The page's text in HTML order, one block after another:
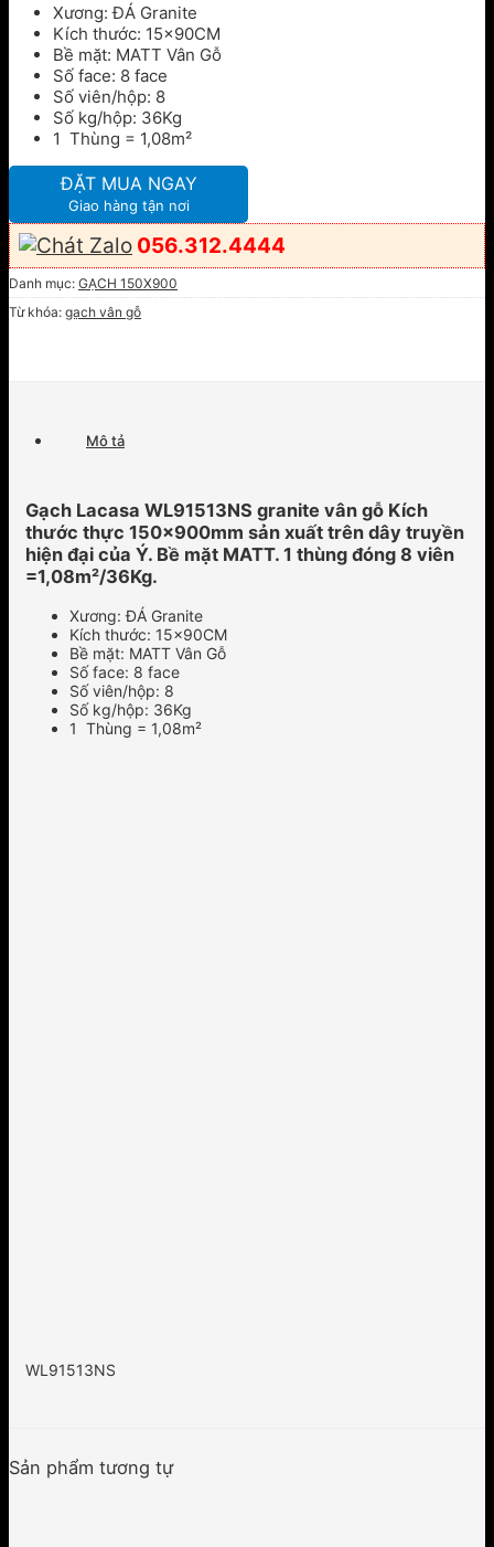
Xương: ĐÁ Granite
Kích thước: 15x90CM
Bề mặt: MATT Vân Gỗ
Số face: 8 face
Số viên/hộp: 8
Số kg/hộp: 36Kg
1 Thùng = 1,08m²
ĐẶT MUA NGAY
Giao hàng tận nơi
056.312.4444
Danh mục: GẠCH 150X900
Từ khóa: gạch vân gỗ
Mô tả
Gạch Lacasa WL91513NS granite vân gỗ Kích
thước thực 150x900mm sản xuất trên dây truyền
hiện đại của Ý. Bề mặt MATT. 1 thùng đóng 8 viên
=1,08m²/36Kg.
Xương: ĐÁ Granite
Kích thước: 15x90CM
Bề mặt: MATT Vân Gỗ
Số face: 8 face
Số viên/hộp: 8
Số kg/hộp: 36Kg
1 Thùng = 1,08m²
WL91513NS
Sản phẩm tương tự